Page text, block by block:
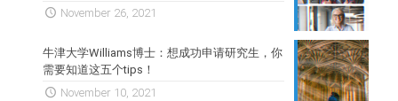
November 26, 2021
牛津大学Williams博士：想成功申请研究生，你
需要知道这五个tips！
November 10, 2021